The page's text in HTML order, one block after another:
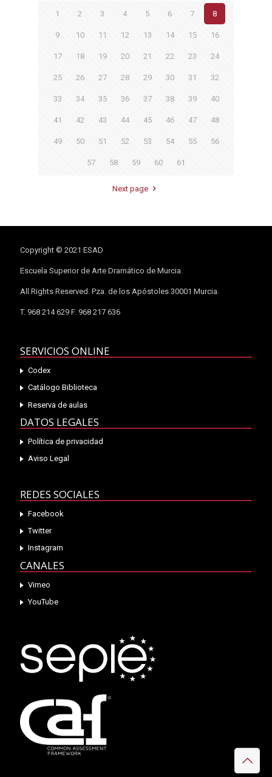
1 2 3 4 5 6 7 8
9 10 11 12 13 14 15 16
17 18 19 20 21 22 23 24
25 26 27 28 29 30 31 32
33 34 35 36 37 38 39 40
41 42 43 44 45 46 47 48
49 50 51 52 53 54 55 56
57 58 59 60 61
Next page
Copyright © 2021 ESAD
Escuela Superior de Arte Dramático de Murcia.
All Rights Reserved. Pza. de los Apóstoles 30001 Murcia.
T. 968 214 629 F. 968 217 636
SERVICIOS ONLINE
Codex
Catálogo Biblioteca
Reserva de aulas
DATOS LEGALES
Política de privacidad
Aviso Legal
REDES SOCIALES
Facebook
Twitter
Instagram
CANALES
Vimeo
YouTube